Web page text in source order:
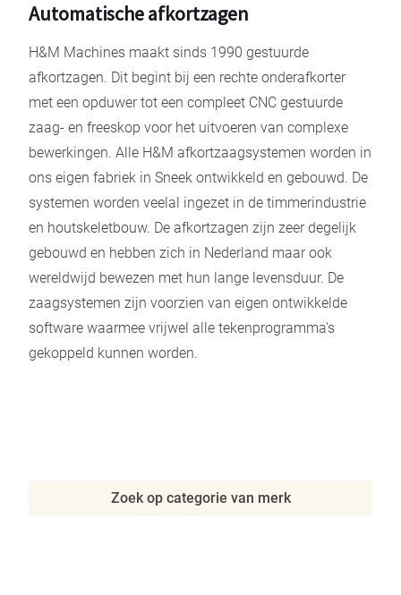
Automatische afkortzagen
H&M Machines maakt sinds 1990 gestuurde
afkortzagen. Dit begint bij een rechte onderafkorter
met een opduwer tot een compleet CNC gestuurde
zaag- en freeskop voor het uitvoeren van complexe
bewerkingen. Alle H&M afkortzaagsystemen worden in
ons eigen fabriek in Sneek ontwikkeld en gebouwd. De
systemen worden veelal ingezet in de timmerindustrie
en houtskeletbouw. De afkortzagen zijn zeer degelijk
gebouwd en hebben zich in Nederland maar ook
wereldwijd bewezen met hun lange levensduur. De
zaagsystemen zijn voorzien van eigen ontwikkelde
software waarmee vrijwel alle tekenprogramma's
gekoppeld kunnen worden.
Zoek op categorie van merk